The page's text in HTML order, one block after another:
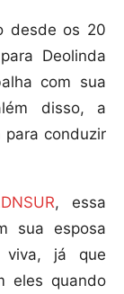
desde os 20
Deolinda
com sua
disso, a
para conduzir
, essa
sua esposa
viva, já que
eles quando